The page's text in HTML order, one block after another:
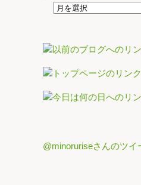
@minoruriseさんのツイ